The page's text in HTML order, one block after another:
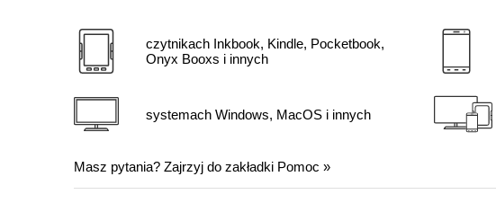
czytnikach Inkbook, Kindle, Pocketbook,
Onyx Booxs i innych
systemach Windows, MacOS i innych
Masz pytania? Zajrzyj do zakładki Pomoc »